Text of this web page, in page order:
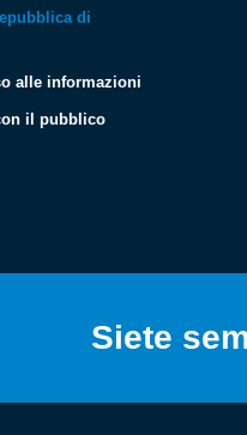
di
alle informazioni
il pubblico
Siete